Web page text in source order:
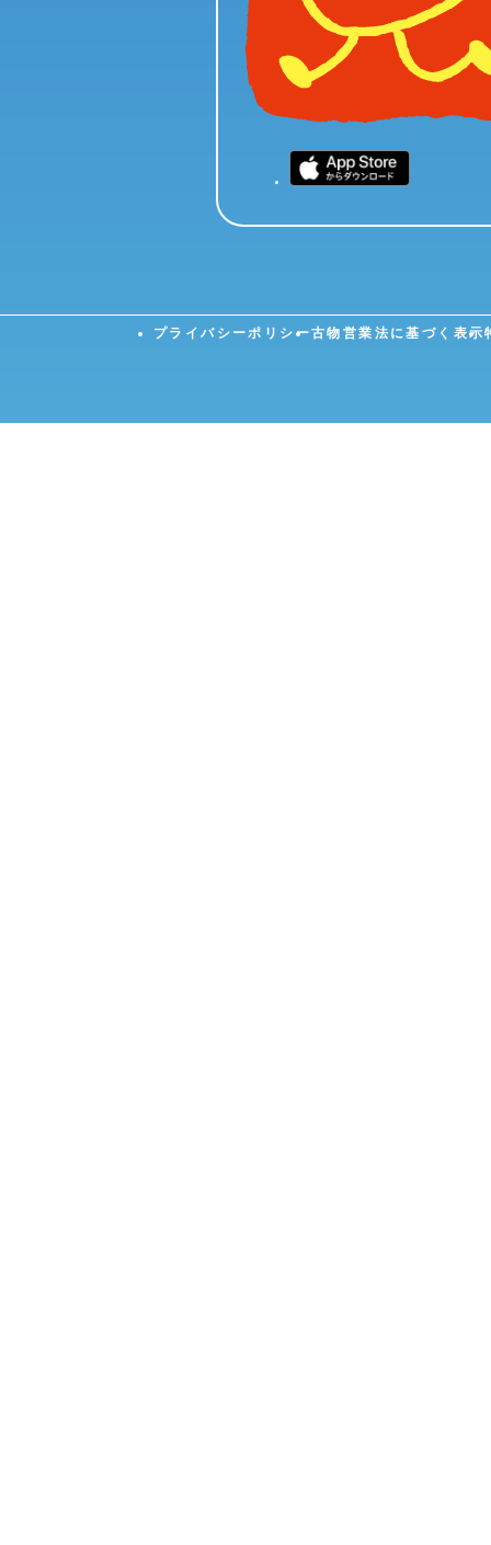
プライバシーポリシー古物営業法に基づく表示